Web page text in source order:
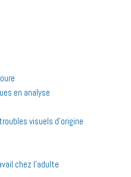
en analyse
visuels d’origine
chez l’adulte